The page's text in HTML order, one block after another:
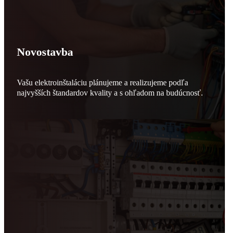
Novostavba
Vašu elektroinštaláciu plánujeme a realizujeme podľa
najvyšších štandardov kvality a s ohľadom na budúcnosť.